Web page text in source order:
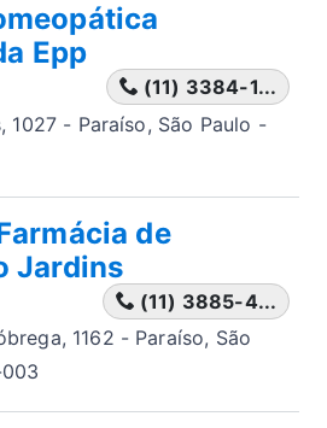
Epp
(11) 3384-1...
1027 - Paraíso, São Paulo -
de
Jardins
(11) 3885-4...
1162 - Paraíso, São